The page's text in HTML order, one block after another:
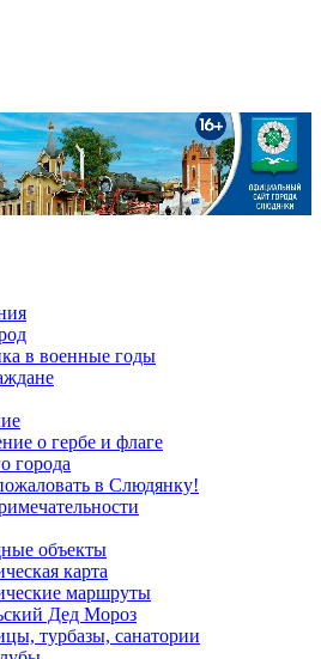
в военные годы
о гербе и флаге
города
в Слюдянку!
объекты
карта
маршруты
Дед Мороз
турбазы, санатории